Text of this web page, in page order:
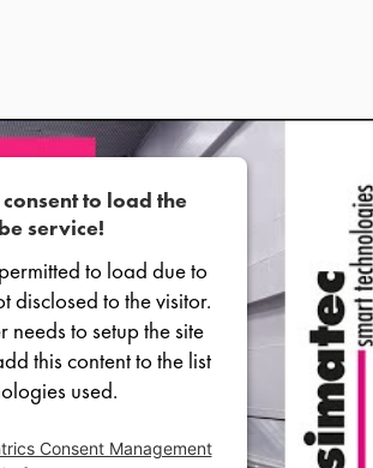
to load the
service!
to load due to
disclosed to the visitor.
needs to setup the site
this content to the list
used.
Consent Management